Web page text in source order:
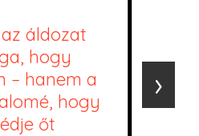
áldozat
hogy
– hanem a
hogy
őt
›